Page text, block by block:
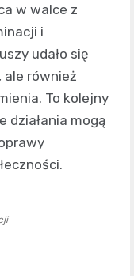
w walce z
i
udało się
również
To kolejny
działania mogą